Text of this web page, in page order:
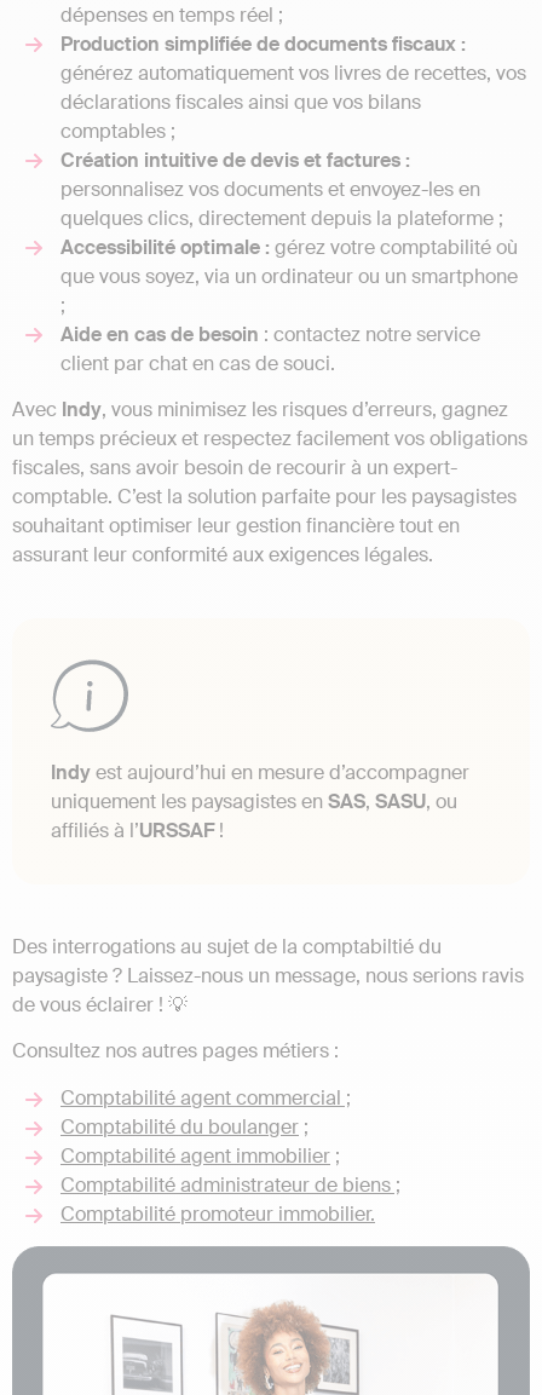
dépenses en temps réel ;
Production simplifiée de documents fiscaux :
générez automatiquement vos livres de recettes, vos
déclarations fiscales ainsi que vos bilans
comptables ;
Création intuitive de devis et factures :
personnalisez vos documents et envoyez-les en
quelques clics, directement depuis la plateforme ;
Accessibilité optimale : gérez votre comptabilité où
que vous soyez, via un ordinateur ou un smartphone
;
Aide en cas de besoin : contactez notre service
client par chat en cas de souci.
Avec Indy, vous minimisez les risques d’erreurs, gagnez
un temps précieux et respectez facilement vos obligations
fiscales, sans avoir besoin de recourir à un expert-
comptable. C’est la solution parfaite pour les paysagistes
souhaitant optimiser leur gestion financière tout en
assurant leur conformité aux exigences légales.
Indyest aujourd’hui en mesure d’accompagner
uniquement les paysagistes en SAS, SASU, ou
affiliés à l’URSSAF!
Des interrogations au sujet de la comptabiltié du
paysagiste ? Laissez-nous un message, nous serions ravis
de vous éclairer ! 💡
Consultez nos autres pages métiers :
Comptabilité agent commercial ;
Comptabilité du boulanger ;
Comptabilité agent immobilier ;
Comptabilité administrateur de biens ;
Comptabilité promoteur immobilier.